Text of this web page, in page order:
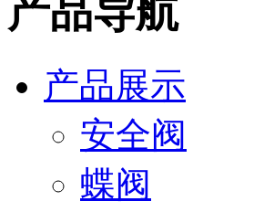
产品导航
产品展示
安全阀
蝶阀